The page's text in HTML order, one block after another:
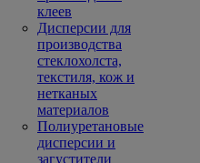
клеев
Дисперсии для
производства
стеклохолста,
текстиля, кож и
нетканых
материалов
Полиуретановые
дисперсии и
загустители